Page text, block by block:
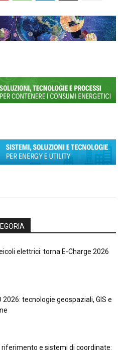
elettrici: torna E-Charge 2026
2026: tecnologie geospaziali, GIS e
riferimento e sistemi di coordinate: